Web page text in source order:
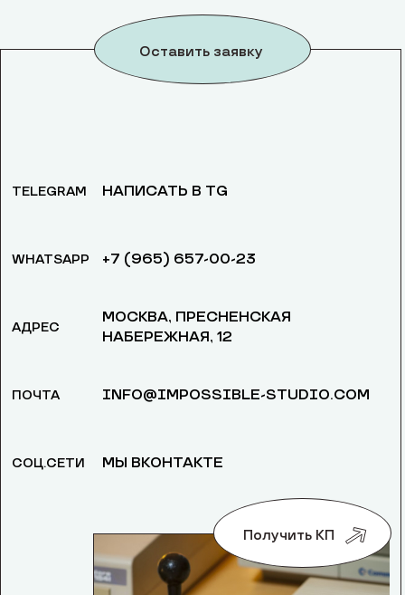
Оставить заявку
TELEGRAM
WHATSAPP
АДРЕС
ПОЧТА
СОЦ.СЕТИ
НАПИСАТЬ В TG
+7 (965) 657-00-23
МОСКВА, ​ПРЕСНЕНСКАЯ
НАБЕРЕЖНАЯ, 12
INFO@IMPOSSIBLE-STUDIO.COM
МЫ ВКОНТАКТЕ
Получить КП